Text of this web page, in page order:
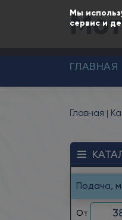
Мы
сервис и
ГЛАВНАЯ
Главная
Подача,
От